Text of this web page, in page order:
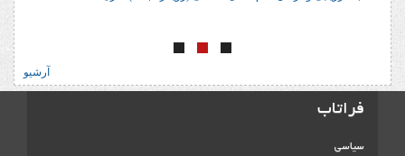
آرشیو
فراتاب
سیاسی